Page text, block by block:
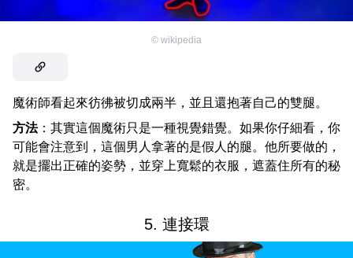
© wikipedia
魔術師看起來彷彿被切成兩半，並且還抱著自己的雙腿。
方法：其實這個魔術只是一種視覺錯覺。如果你仔細看，你
可能會注意到，這個男人拿著的是假人的腿。他所要做的，
就是擺出正確的姿勢，並穿上寬鬆的衣服，遮蓋住所有的秘
密。
5. 連接環